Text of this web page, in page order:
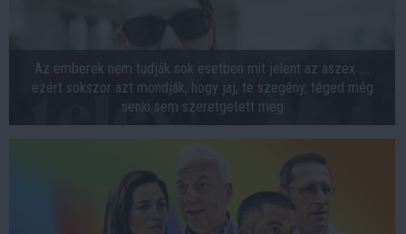
Az emberek nem tudják sok esetben mit jelent az aszex ....
ezért sokszor azt mondják, hogy jaj, te szegény, téged még
senki sem szeretgetett meg